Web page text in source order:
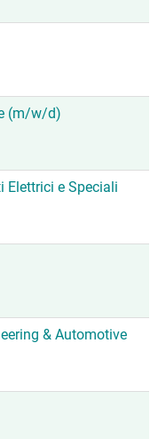
(m/w/d)
Elettrici e Speciali
& Automotive